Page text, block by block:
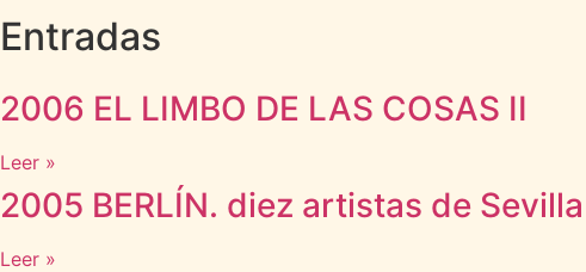
Entradas
2006 EL LIMBO DE LAS COSAS II
Leer »
2005 BERLÍN. diez artistas de Sevilla
Leer »